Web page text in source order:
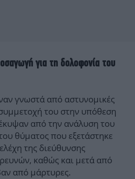
για τη δολοφονία του
γνωστά από αστυνομικές
συμμετοχή του στην υπόθεση
από την ανάλυση του
θύματος που εξετάστηκε
της διεύθυνσης
καθώς και μετά από
από μάρτυρες.